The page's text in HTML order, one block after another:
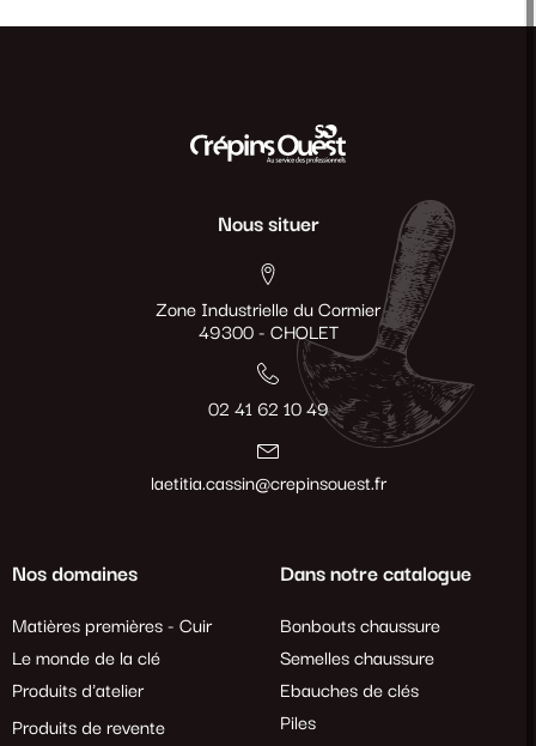
Nous situer
Zone Industrielle du Cormier
49300 - CHOLET
02 41 62 10 49
laetitia.cassin@crepinsouest.fr
Nos domaines
Matières premières - Cuir
Le monde de la clé
Produits d'atelier
Produits de revente
Dans notre catalogue
Bonbouts chaussure
Semelles chaussure
Ebauches de clés
Piles